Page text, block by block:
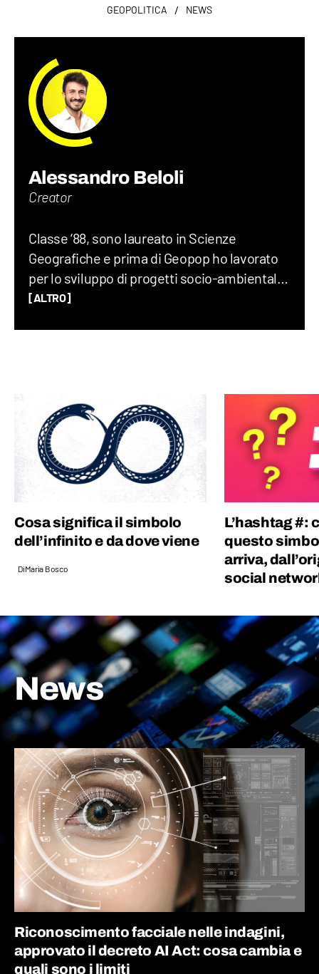
GEOPOLITICA / NEWS
Alessandro Beloli
Creator
Classe ‘88, sono laureato in Scienze
Geografiche e prima di Geopop ho lavorato
per lo sviluppo di progetti socio-ambientali,
scritto un romanzo di viaggio, insegnato
storie… Da bambino adoravo Piero Angela e
Indiana Jones.
[ALTRO]
Cosa significa il simbolo
dell’infinito e da dove viene
DiMaria Bosco
L’hashtag #:
questo
arriva,
social
News
Riconoscimento facciale nelle indagini,
approvato il decreto AI Act: cosa cambia e
quali sono i limiti